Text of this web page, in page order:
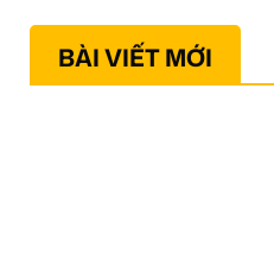
BÀI VIẾT MỚI